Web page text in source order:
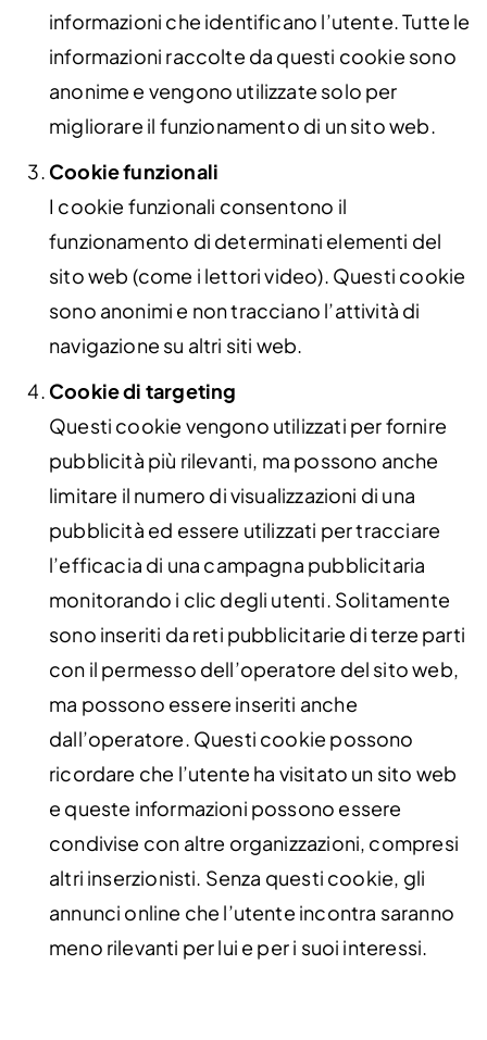
informazioni che identificano l’utente. Tutte le
informazioni raccolte da questi cookie sono
anonime e vengono utilizzate solo per
migliorare il funzionamento di un sito web.
Cookie funzionali
I cookie funzionali consentono il
funzionamento di determinati elementi del
sito web (come i lettori video). Questi cookie
sono anonimi e non tracciano l’attività di
navigazione su altri siti web.
Cookie di targeting
Questi cookie vengono utilizzati per fornire
pubblicità più rilevanti, ma possono anche
limitare il numero di visualizzazioni di una
pubblicità ed essere utilizzati per tracciare
l’efficacia di una campagna pubblicitaria
monitorando i clic degli utenti. Solitamente
sono inseriti da reti pubblicitarie di terze parti
con il permesso dell’operatore del sito web,
ma possono essere inseriti anche
dall’operatore. Questi cookie possono
ricordare che l’utente ha visitato un sito web
e queste informazioni possono essere
condivise con altre organizzazioni, compresi
altri inserzionisti. Senza questi cookie, gli
annunci online che l’utente incontra saranno
meno rilevanti per lui e per i suoi interessi.